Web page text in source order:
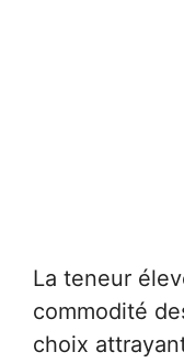
La teneur
commodité
choix